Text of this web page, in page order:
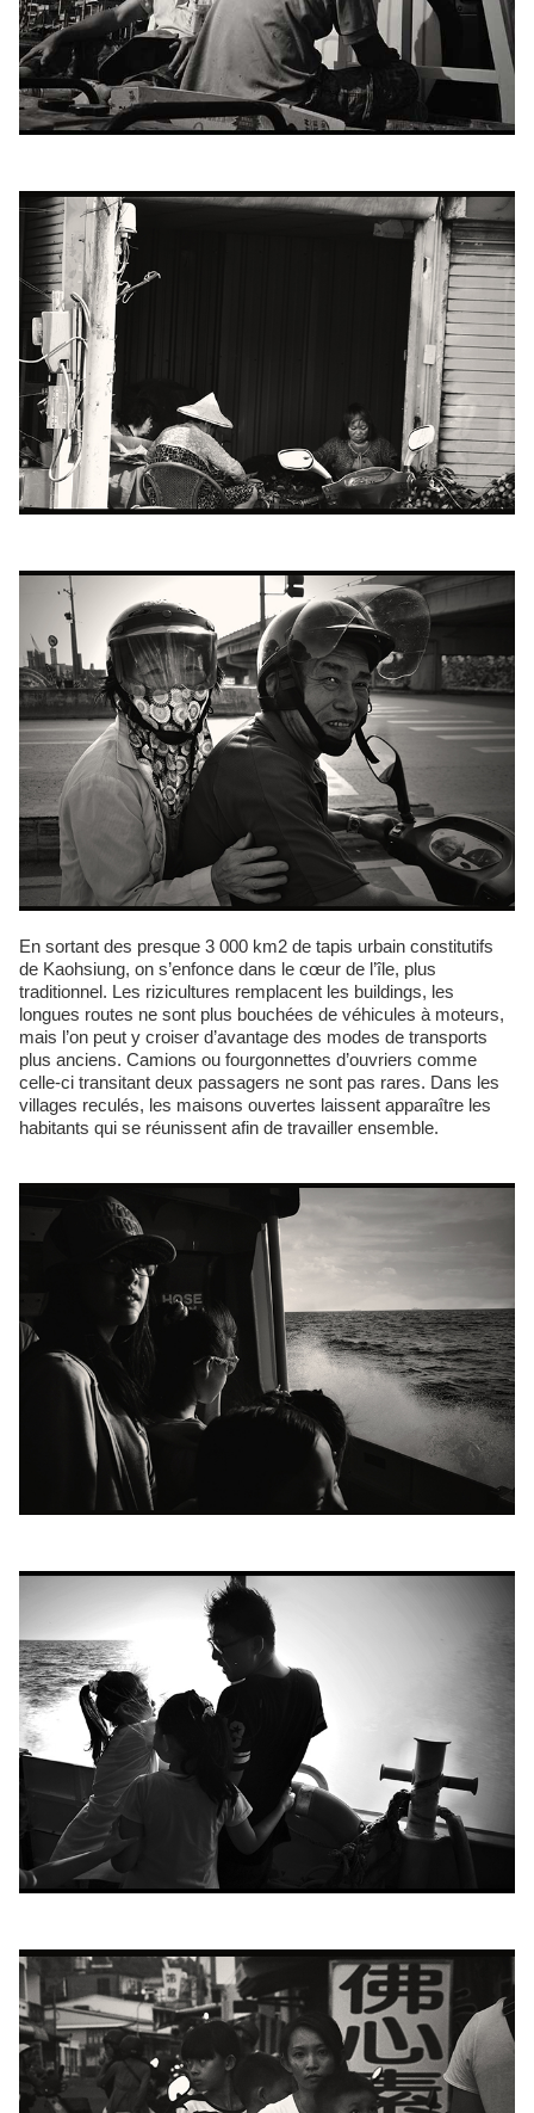
En sortant des presque 3 000 km2 de tapis urbain constitutifs
de Kaohsiung, on s’enfonce dans le cœur de l’île, plus
traditionnel. Les rizicultures remplacent les buildings, les
longues routes ne sont plus bouchées de véhicules à moteurs,
mais l’on peut y croiser d’avantage des modes de transports
plus anciens. Camions ou fourgonnettes d’ouvriers comme
celle-ci transitant deux passagers ne sont pas rares. Dans les
villages reculés, les maisons ouvertes laissent apparaître les
habitants qui se réunissent afin de travailler ensemble.